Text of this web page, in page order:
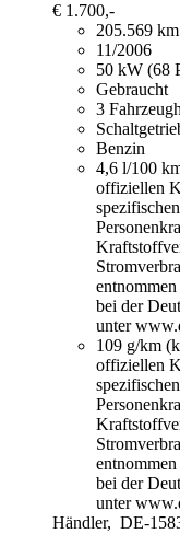
€ 1.700,-
205.569 km
11/2006
50 kW (68
Gebraucht
3
Benzin
4,6 l/100
offiziellen
bei der
unter
109 g/km
offiziellen
bei der
unter
Händler, DE-